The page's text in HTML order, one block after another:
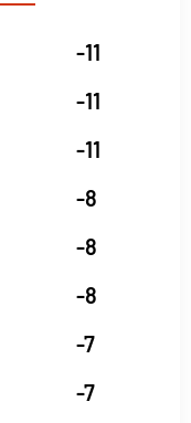
-11
-11
-11
-8
-8
-8
-7
-7